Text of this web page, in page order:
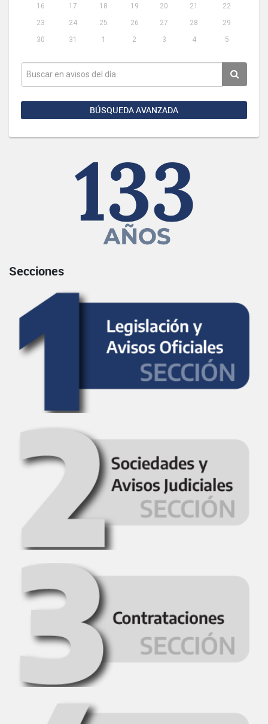
16
17 18 19 20 21
22
23
24 25 26 27 28
29
30
31 1 2 3 4 5
BÚSQUEDA AVANZADA
Secciones